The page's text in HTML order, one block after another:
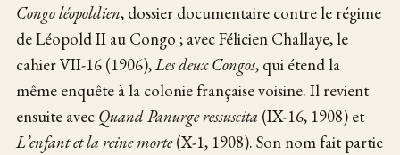
Congo léopoldien, dossier documentaire contre le régime
de Léopold II au Congo ; avec Félicien Challaye, le
cahier VII-16 (1906),Les deux Congos, qui étend la
même enquête à la colonie française voisine. Il revient
ensuite avec Quand Panurge ressuscita (IX-16, 1908) et
L’enfant et la reine morte(X-1, 1908). Son nom fait partie